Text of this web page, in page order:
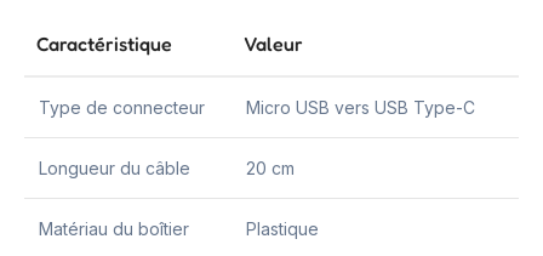
Caractéristique Valeur
Type de connecteur Micro USB vers USB Type-C
Longueur du câble 20 cm
Matériau du boîtier Plastique